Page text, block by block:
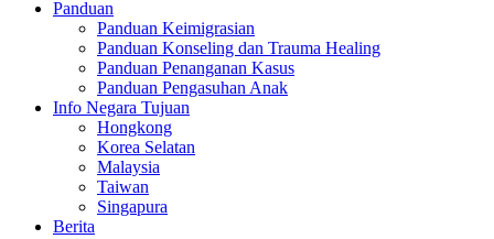
Panduan
Panduan Keimigrasian
Panduan Konseling dan Trauma Healing
Panduan Penanganan Kasus
Panduan Pengasuhan Anak
Info Negara Tujuan
Hongkong
Korea Selatan
Malaysia
Taiwan
Singapura
Berita